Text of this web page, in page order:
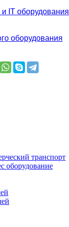
IT оборудования
оборудования
транспорт
оборудование